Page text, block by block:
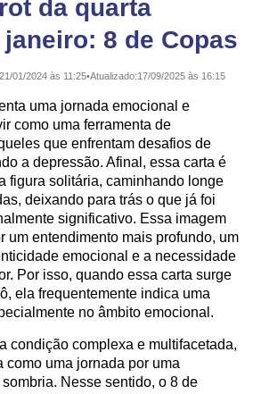
da quarta
8 de Copas
21/01/2024 às 11:25•Atualizado:17/09/2025 às 16:15
uma jornada emocional e
como uma ferramenta de
que enfrentam desafios de
a depressão. Afinal, essa carta é
figura solitária, caminhando longe
deixando para trás o que já foi
significativo. Essa imagem
um entendimento mais profundo, um
emocional e a necessidade
Por isso, quando essa carta surge
ela frequentemente indica uma
no âmbito emocional.
condição complexa e multifacetada,
como uma jornada por uma
Nesse sentido, o 8 de